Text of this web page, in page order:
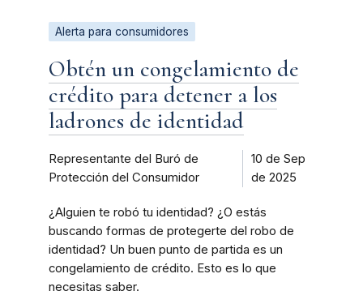
Alerta para consumidores
Obtén un congelamiento de
crédito para detener a los
ladrones de identidad
Representante del Buró de
Protección del Consumidor
10 de Sep
de 2025
¿Alguien te robó tu identidad? ¿O estás
buscando formas de protegerte del robo de
identidad? Un buen punto de partida es un
congelamiento de crédito. Esto es lo que
necesitas saber.